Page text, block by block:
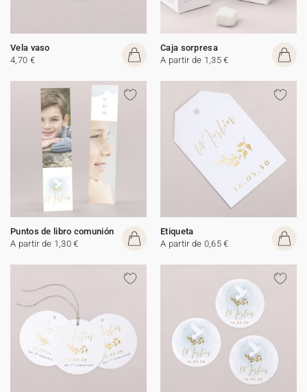
Vela vaso
4,70 €
Caja sorpresa
A partir de 1,35 €
Puntos de libro comunión
A partir de 1,30 €
Etiqueta
A partir de 0,65 €